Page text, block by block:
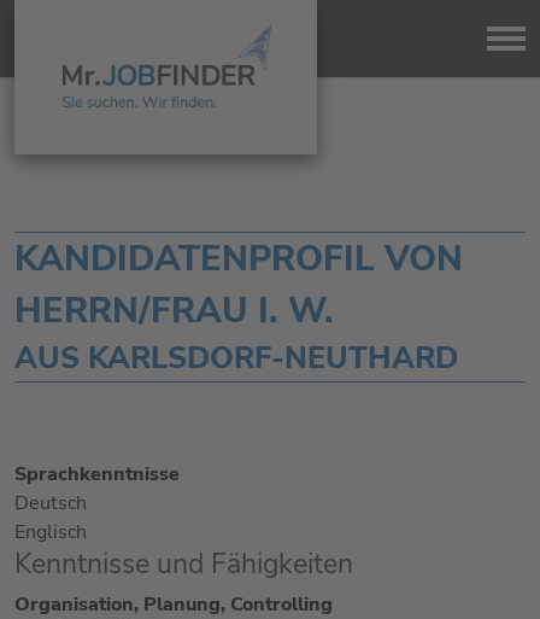
KANDIDATENPROFIL VON
HERRN/FRAU I. W.
AUS KARLSDORF-NEUTHARD
Sprachkenntnisse
Deutsch
Englisch
Kenntnisse und Fähigkeiten
Organisation, Planung, Controlling